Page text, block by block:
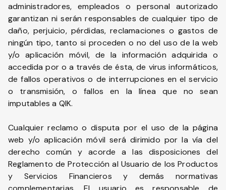
administradores, empleados o personal autorizado
garantizan ni serán responsables de cualquier tipo de
daño, perjuicio, pérdidas, reclamaciones o gastos de
ningún tipo, tanto si proceden o no del uso de la web
y/o aplicación móvil, de la información adquirida o
accedida por o a través de ésta, de virus informáticos,
de fallos operativos o de interrupciones en el servicio
o transmisión, o fallos en la línea que no sean
imputables a QIK.
Cualquier reclamo o disputa por el uso de la página
web y/o aplicación móvil será dirimido por la vía del
derecho común y acorde a las disposiciones del
Reglamento de Protección al Usuario de los Productos
y Servicios Financieros y demás normativas